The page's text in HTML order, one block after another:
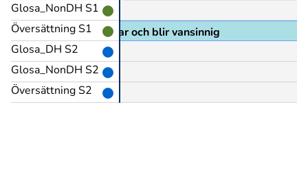
Glosa_NonDH S1
Översättning S1
Glosa_DH S2
Glosa_NonDH S2
Översättning S2
provar igen men missar och blir vansinnig